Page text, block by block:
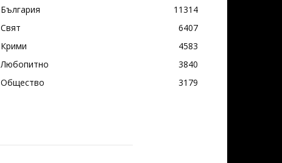
България
11314
Свят
6407
Крими
4583
Любопитно
3840
Общество
3179